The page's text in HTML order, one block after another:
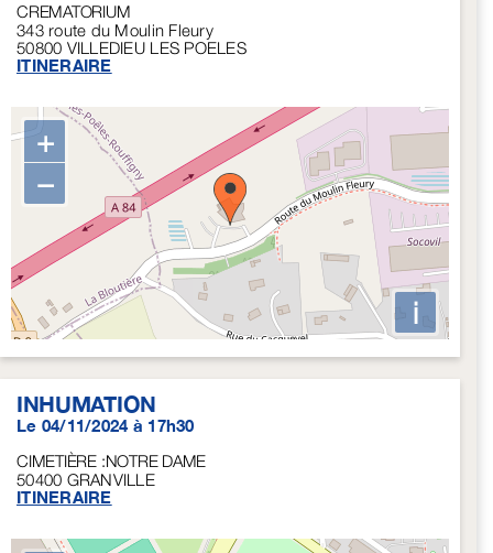
CREMATORIUM
343 route du Moulin Fleury
50800 VILLEDIEU LES POELES
ITINERAIRE
+
−
i
INHUMATION
Le 04/11/2024 à 17h30
CIMETIÈRE :NOTRE DAME
50400 GRANVILLE
ITINERAIRE